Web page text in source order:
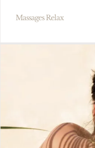
Massages Relax